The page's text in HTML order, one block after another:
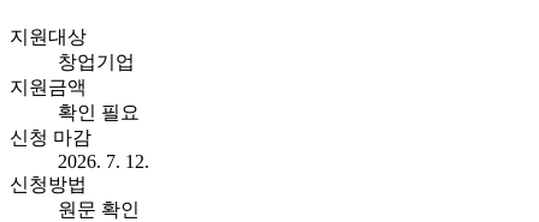
지원대상
창업기업
지원금액
확인 필요
신청 마감
2026. 7. 12.
신청방법
원문 확인